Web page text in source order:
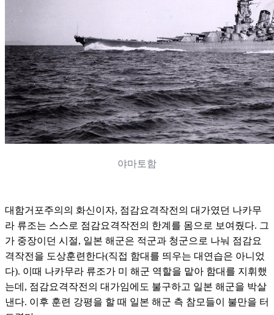
야마토함
대함거포주의의 화신이자, 점감요격작전의 대가였던 나카무
라 류조는 스스로 점감요격작전의 한계를 몸으로 보여줬다. 그
가 중장이던 시절, 일본 해군은 적군과 청군으로 나눠 점감요
격작전을 도상훈련한다(직접 함대를 띄우는 대연습은 아니었
다). 이때 나카무라 류조가 미 해군 역할을 맡아 함대를 지휘했
는데, 점감요격작전의 대가임에도 불구하고 일본 해군을 박살
낸다. 이후 훈련 강평을 할 때 일본 해군 측 참모들이 불만을 터